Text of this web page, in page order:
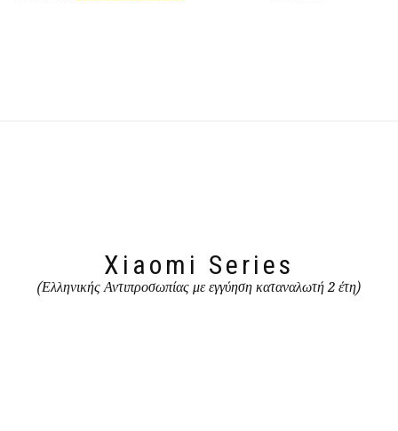
Xiaomi Series
(Ελληνικής Αντιπροσωπίας με εγγύηση καταναλωτή 2 έτη)